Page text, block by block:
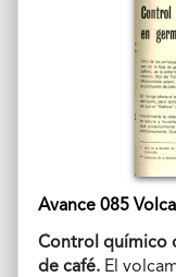
Avance 085
Control químico
de café. El